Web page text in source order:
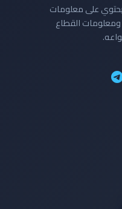
يحتوي على معلومات
ومعلومات القطاع